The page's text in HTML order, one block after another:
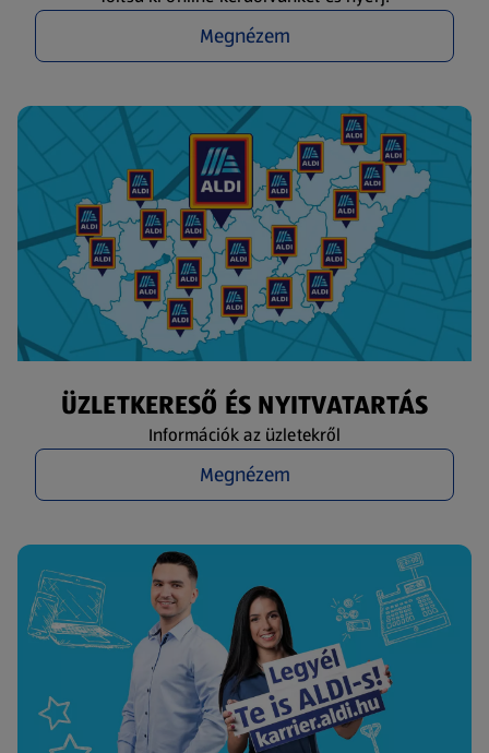
Megnézem
ÜZLETKERESŐ ÉS NYITVATARTÁS
Információk az üzletekről
Megnézem